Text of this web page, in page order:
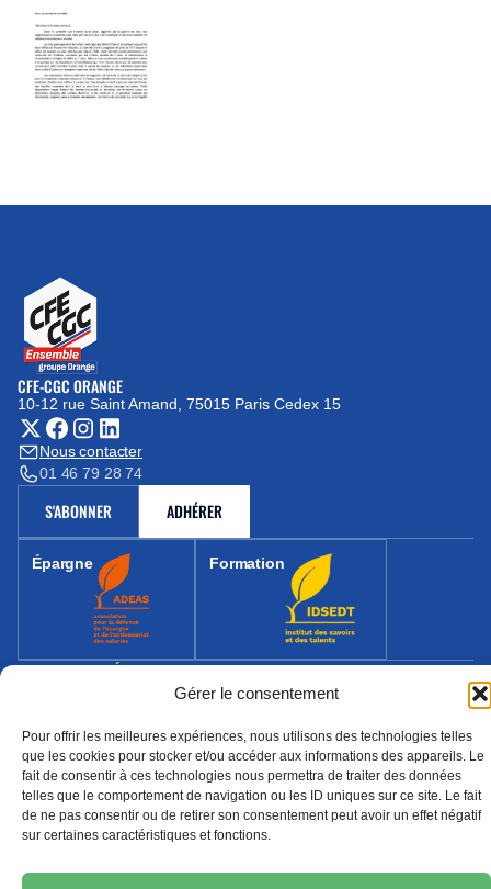
Gérer le consentement
Pour offrir les meilleures expériences, nous utilisons des technologies telles
que les cookies pour stocker et/ou accéder aux informations des appareils. Le
fait de consentir à ces technologies nous permettra de traiter des données
telles que le comportement de navigation ou les ID uniques sur ce site. Le fait
de ne pas consentir ou de retirer son consentement peut avoir un effet négatif
sur certaines caractéristiques et fonctions.
CFE-CGC ORANGE
10-12 rue Saint Amand, 75015 Paris Cedex 15
(nouvelle fenêtre)
Nous contacter
01 46 79 28 74
S'ABONNER(NOUVELLE FENÊTRE)
ADHÉRER
Épargne
(nouvelle fenêtre) Formation
(nouvelle fenêtre)
MENTIONS LÉGALES
PROTECTION DES DONNÉES
© 2026 CFE-CGC Orange